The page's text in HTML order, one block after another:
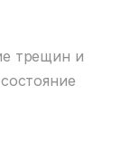
трещин и